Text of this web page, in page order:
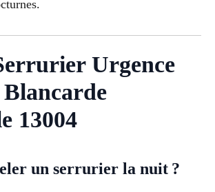
Urgence
13004
un serrurier la nuit ?